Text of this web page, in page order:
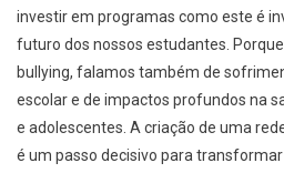
investir em programas como este é
futuro dos nossos estudantes.
bullying, falamos também de
escolar e de impactos profundos na
e adolescentes. A criação de uma
é um passo decisivo para